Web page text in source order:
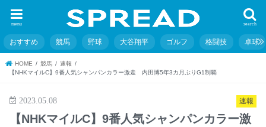
search
menu
おすすめ 競馬 野球 大谷翔平 ゴルフ 格闘技 卓球
HOME 競馬
速報
【NHKマイルC】9番人気シャンパンカラー激走 内田博5年3カ月ぶりG1制覇
速報
2023.05.08
【NHKマイルC】9番人気シャンパンカラー激